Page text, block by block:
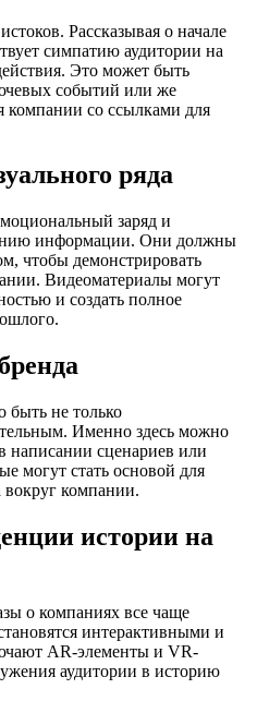
Рассказывая о начале
симпатию аудитории на
Это может быть
событий или же
компании со ссылками для
ряда
заряд и
информации. Они должны
чтобы демонстрировать
Видеоматериалы могут
и создать полное
быть не только
Именно здесь можно
написании сценариев или
могут стать основой для
вокруг компании.
истории на
о компаниях все чаще
интерактивными и
AR-элементы и VR-
аудитории в историю